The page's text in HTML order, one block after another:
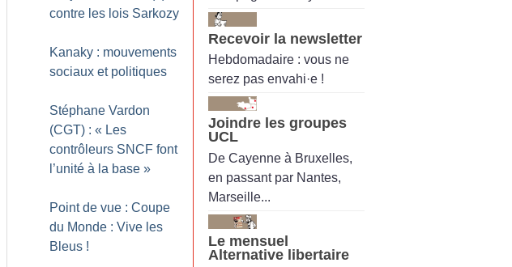
contre les lois Sarkozy
Kanaky : mouvements
sociaux et politiques
Stéphane Vardon
(CGT) : « Les
contrôleurs SNCF font
l’unité à la base »
Point de vue : Coupe
du Monde : Vive les
Bleus !
Recevoir la newsletter
Hebdomadaire : vous ne
serez pas envahi·e !
Joindre les groupes
UCL
De Cayenne à Bruxelles,
en passant par Nantes,
Marseille...
Le mensuel
Alternative libertaire